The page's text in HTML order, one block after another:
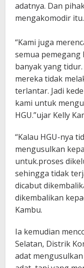
adatnya. Dan
mengakomodir itu.
“Kami juga
semua pemegang
banyak yang
mereka tidak
terlantar. Jadi
kami untuk
HGU.”ujar Kelly
“Kalau HGU-nya
mengusulkan
untuk.proses
sehingga tidak
dicabut
dikembalikan
Kambu.
Ia kemudian
Selatan, Distrik
adat